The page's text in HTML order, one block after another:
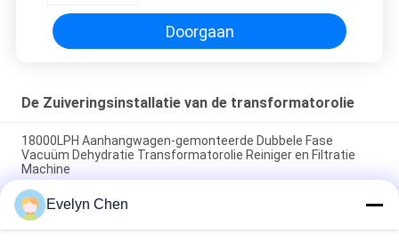
Doorgaan
De Zuiveringsinstallatie van de transformatorolie
18000LPH Aanhangwagen-gemonteerde Dubbele Fase
Vacuüm Dehydratie Transformatorolie Reiniger en Filtratie
Machine
Herstel van de dielectrische sterkte van de transformator-olie
tot ≥ 75 kV ter plaatse voor transformatoren van 110 kV
Evelyn Chen